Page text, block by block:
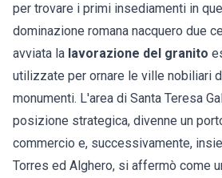
per trovare i primi insediamenti in
dominazione romana nacquero due
avviata la lavorazione del granito
utilizzate per ornare le ville nobiliari
monumenti. L'area di Santa Teresa
posizione strategica, divenne un
commercio e, successivamente,
Torres ed Alghero, si affermò come